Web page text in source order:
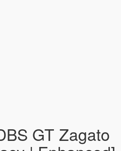
GT Zagato